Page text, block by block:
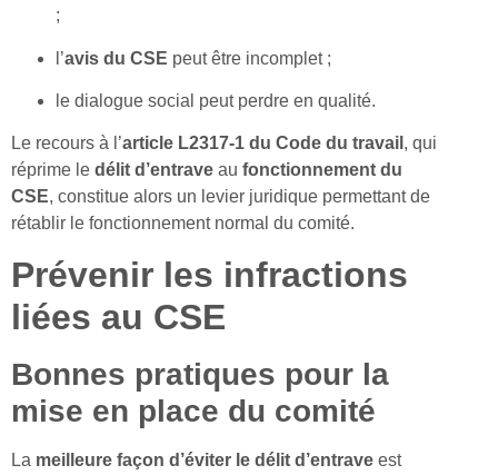
;
l’avis du CSE peut être incomplet ;
le dialogue social peut perdre en qualité.
Le recours à l’article L2317-1 du Code du travail , qui
réprime le délit d’entrave au fonctionnement du
CSE, constitue alors un levier juridique permettant de
rétablir le fonctionnement normal du comité.
Prévenir les infractions
liées au CSE
Bonnes pratiques pour la
mise en place du comité
La meilleure façon d’éviter le délit d’entrave est